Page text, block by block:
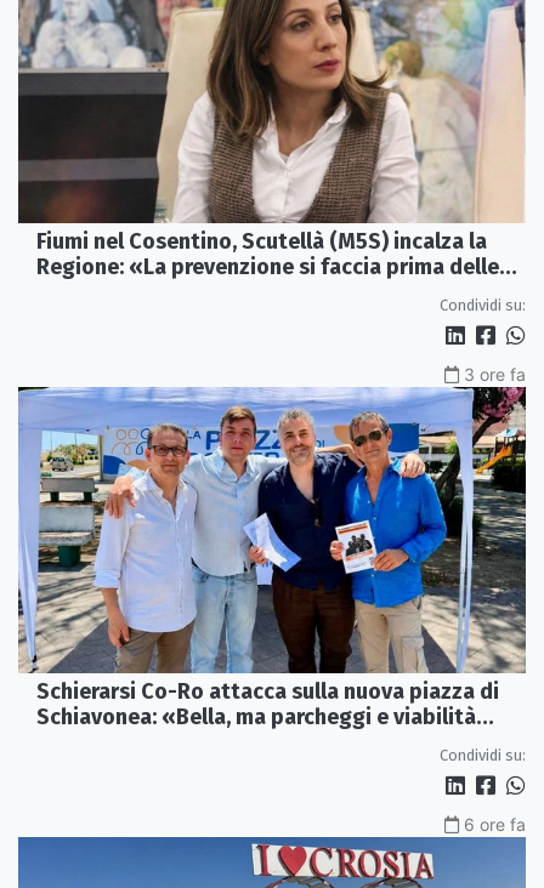
Fiumi nel Cosentino, Scutellà (M5S) incalza la
Regione: «La prevenzione si faccia prima delle
Condividi su:
3 ore fa
Schierarsi Co-Ro attacca sulla nuova piazza di
Schiavonea: «Bella, ma parcheggi e viabilità
Condividi su:
6 ore fa